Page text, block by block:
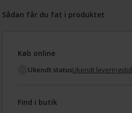
Sådan får du fat i produktet
Køb online
Ukendt statusUkendt leveringstid
Find i butik